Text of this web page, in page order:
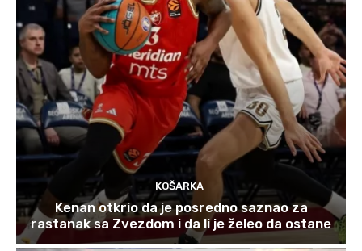
KOŠARKA
Kenan otkrio da je posredno saznao za
rastanak sa Zvezdom i da li je želeo da ostane